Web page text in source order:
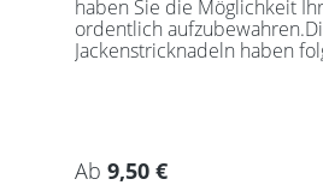
haben Sie die Möglichkeit
ordentlich
Jackenstricknadeln haben
!
Regulärer Preis:
Ab 9,50 €